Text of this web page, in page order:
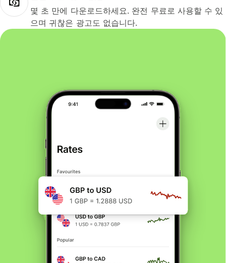
몇 초 만에 다운로드하세요. 완전 무료로 사용할 수 있
으며 귀찮은 광고도 없습니다.